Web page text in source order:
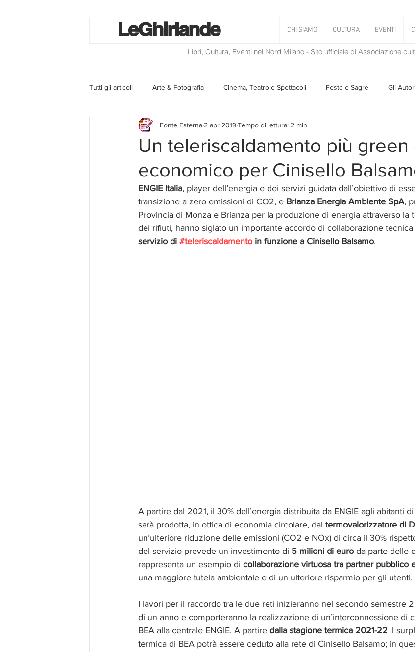
CHI SIAMO CULTURA EVENTI
LeGhirlande
Libri, Cultura, Eventi nel Nord Milano - Sito ufficiale di Associazione
Tutti gli articoli Arte & Fotografia Cinema, Teatro e Spettacoli Feste e Sagre Gli
La lotteria degli scontrini Libri Musica Storie Taciute
Eventi ed iniziative Utilità Il Blog di Mirabilis Salvaguardia dell'ambiente
Homepage Progetti CiniZEN
Un teleriscaldamento più green
economico per Cinisello
Fonte Esterna 2 apr 2019Tempo di lettura: 2 min
ENGIE Italia, player dell’energia e dei servizi guidata dall’obiettivo di
transizione a zero emissioni di CO2, e Brianza Energia Ambiente SpA,
Provincia di Monza e Brianza per la produzione di energia attraverso la
dei rifiuti, hanno siglato un importante accordo di collaborazione
servizio di #teleriscaldamento in funzione a Cinisello Balsamo.
A partire dal 2021, il 30% dell’energia distribuita da ENGIE agli abitanti
sarà prodotta, in ottica di economia circolare, dal termovalorizzatore di
un’ulteriore riduzione delle emissioni (CO2 e NOx) di circa il 30%
del servizio prevede un investimento di 5 milioni di euro da parte delle
rappresenta un esempio di collaborazione virtuosa tra partner pubblico
una maggiore tutela ambientale e di un ulteriore risparmio per gli utenti.
I lavori per il raccordo tra le due reti inizieranno nel secondo semestre
di un anno e comporteranno la realizzazione di un’interconnessione di
BEA alla centrale ENGIE. A partire dalla stagione termica 2021-22 il
termica di BEA potrà essere ceduto alla rete di Cinisello Balsamo; in